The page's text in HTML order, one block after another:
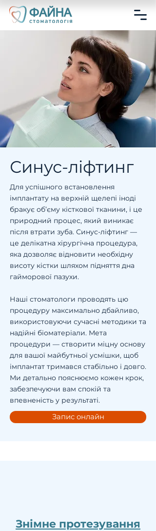
Синус-ліфтинг
Для успішного встановлення
імплантату на верхній щелепі іноді
бракує об’єму кісткової тканини, і це
природний процес, який виникає
після втрати зуба. Синус-ліфтинг —
це делікатна хірургічна процедура,
яка дозволяє відновити необхідну
висоту кістки шляхом підняття дна
гайморової пазухи.
Наші стоматологи проводять цю
процедуру максимально дбайливо,
використовуючи сучасні методики та
надійні біоматеріали. Мета
процедури — створити міцну основу
для вашої майбутньої усмішки, щоб
імплантат тримався стабільно і довго.
Ми детально пояснюємо кожен крок,
забезпечуючи вам спокій та
впевненість у результаті.
Запис онлайн
Знімне протезування